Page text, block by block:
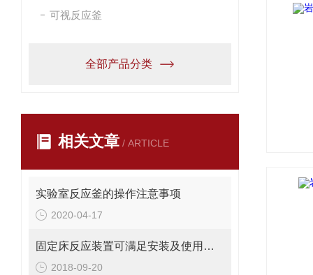
可视反应釜
全部产品分类
相关文章 / ARTICLE
实验室反应釜的操作注意事项
2020-04-17
固定床反应装置可满足安装及使用的严格要求
2018-09-20